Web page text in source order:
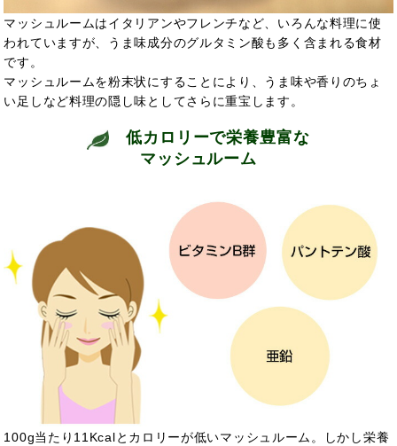
マッシュルームはイタリアンやフレンチなど、いろんな料理に使
われていますが、うま味成分のグルタミン酸も多く含まれる食材
です。
マッシュルームを粉末状にすることにより、うま味や香りのちょ
い足しなど料理の隠し味としてさらに重宝します。
低カロリーで栄養豊富な
マッシュルーム
100g当たり11Kcalとカロリーが低いマッシュルーム。しかし栄養